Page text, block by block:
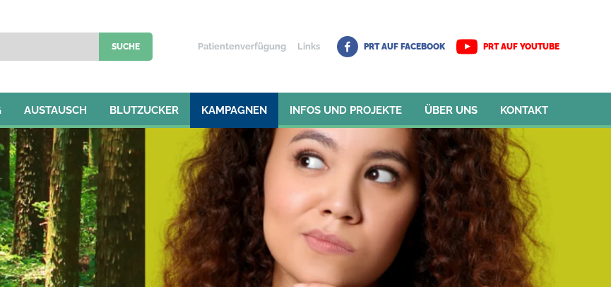
Patientenverfügung Links PRT AUF FACEBOOK PRT AUF YOUTUBE
AUSTAUSCH BLUTZUCKER KAMPAGNEN INFOS UND PROJEKTE ÜBER UNS KONTAKT